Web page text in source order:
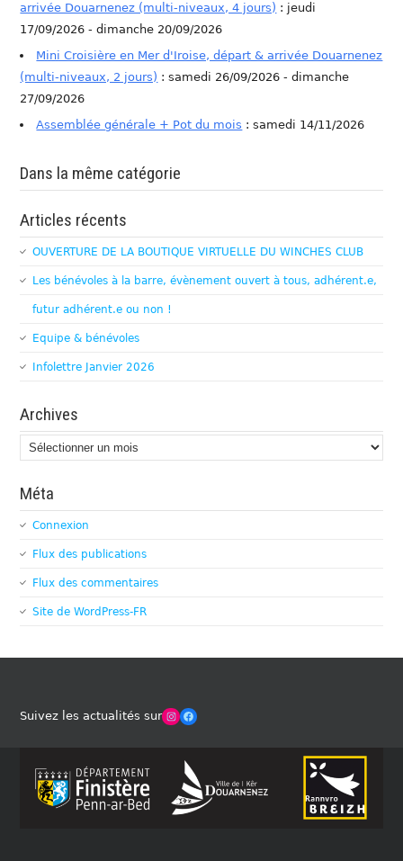
arrivée Douarnenez (multi-niveaux, 4 jours) : jeudi
17/09/2026 - dimanche 20/09/2026
Mini Croisière en Mer d'Iroise, départ & arrivée Douarnenez
(multi-niveaux, 2 jours) : samedi 26/09/2026 - dimanche
27/09/2026
Assemblée générale + Pot du mois : samedi 14/11/2026
Dans la même catégorie
Articles récents
OUVERTURE DE LA BOUTIQUE VIRTUELLE DU WINCHES CLUB
Les bénévoles à la barre, évènement ouvert à tous, adhérent.e,
futur adhérent.e ou non !
Equipe & bénévoles
Infolettre Janvier 2026
Archives
Archives
Méta
Connexion
Flux des publications
Flux des commentaires
Site de WordPress-FR
Suivez les actualités surWinches Club OfficielFacebook